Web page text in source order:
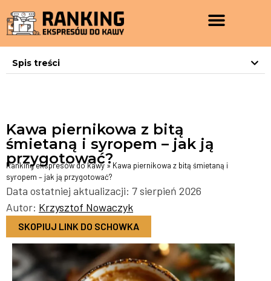
Spis treści
Kawa piernikowa z bitą
śmietaną i syropem – jak ją
przygotować?
Ranking ekspresów do kawy» Kawa piernikowa z bitą śmietaną i
syropem – jak ją przygotować?
Data ostatniej aktualizacji: 7 sierpień 2026
Autor: Krzysztof Nowaczyk
SKOPIUJ LINK DO SCHOWKA